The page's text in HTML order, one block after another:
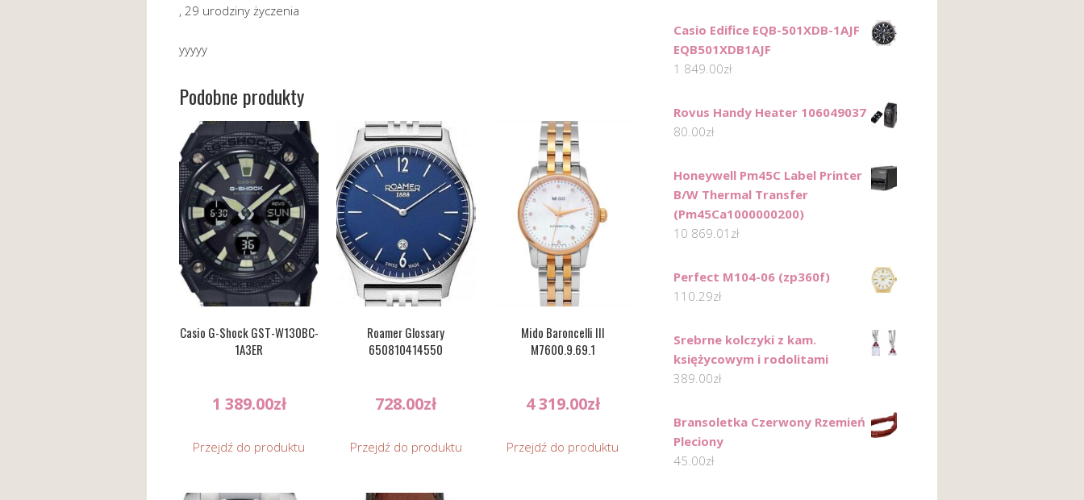
, 29 urodziny życzenia
yyyyy
Podobne produkty
Casio G-Shock GST-W130BC-
1A3ER
1 389.00zł
Przejdź do produktu
Roamer Glossary
650810414550
728.00zł
Przejdź do produktu
Mido Baroncelli III
M7600.9.69.1
4 319.00zł
Przejdź do produktu
Casio Edifice EQB-501XDB-1AJF
EQB501XDB1AJF
1 849.00zł
Rovus Handy Heater 106049037
80.00zł
Honeywell Pm45C Label Printer
B/W Thermal Transfer
(Pm45Ca1000000200)
10 869.01 zł
Perfect M104-06 (zp360f)
110.29zł
Srebrne kolczyki z kam.
księżycowym i rodolitami
389.00zł
Bransoletka Czerwony Rzemień
Pleciony
45.00zł